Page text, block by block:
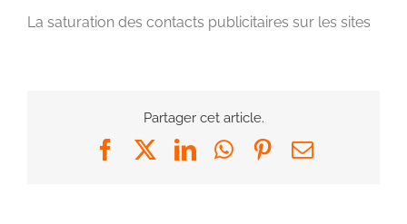
La saturation des contacts publicitaires sur les sites
Partager cet article.
FacebookLinkedInWhatsApp
Pinterest
Email